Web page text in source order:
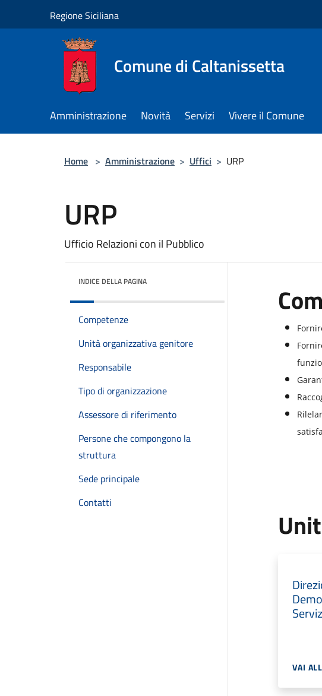
Regione Siciliana
Comune di Caltanissetta
Amministrazione Novità Servizi Vivere il Comune
Home > Amministrazione > Uffici > URP
URP
Ufficio Relazioni con il Pubblico
INDICE DELLA PAGINA
Competenze
Unità organizzativa genitore
Responsabile
Tipo di organizzazione
Assessore di riferimento
Persone che compongono la
struttura
Sede principale
Contatti
VAI